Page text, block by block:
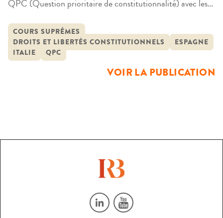
Espagne et Italie
QPC (Question prioritaire de constitutionnalité) avec les
constitutionnalité – et en Espagne – question
d’inconstitutionnalité -. Il s’agissait de tirer parti des
réflexions développées dans ces deux pays pour disposer
d’outils analytiques pertinents de la QPC, identifier
COURS SUPRÊMES
DROITS ET LIBERTÉS CONSTITUTIONNELS
ESPAGNE
ITALIE
QPC
VOIR LA PUBLICATION